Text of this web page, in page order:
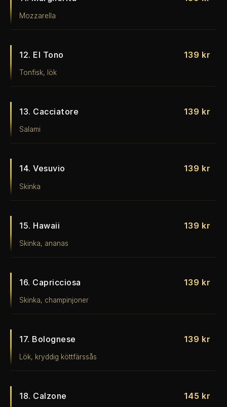
Mozzarella
12. El Tono 139 kr
Tonfisk, lök
13. Cacciatore 139 kr
Salami
14. Vesuvio 139 kr
Skinka
15. Hawaii 139 kr
Skinka, ananas
16. Capricciosa 139 kr
Skinka, champinjoner
17. Bolognese 139 kr
Lök, kryddig köttfärssås
18. Calzone 145 kr